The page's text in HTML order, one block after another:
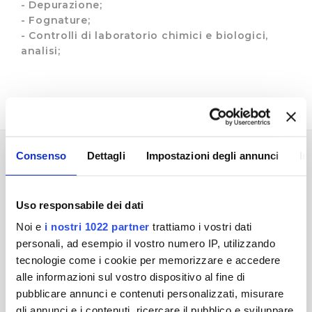
Consenso Dettagli Impostazioni degli annunci
Uso responsabile dei dati
Noi e i nostri 1022 partner trattiamo i vostri dati
personali, ad esempio il vostro numero IP, utilizzando
tecnologie come i cookie per memorizzare e accedere
alle informazioni sul vostro dispositivo al fine di
pubblicare annunci e contenuti personalizzati, misurare
- Depurazione;
- Fognature;
- Controlli di laboratorio chimici e biologici,
analisi;
I VALORI
Publiacqua S.p.A fin dalla sua nascita lavora alla
realizzazione di una moderna azienda al servizio
dei cittadini nel campo del servizio idrico
integrato, dove opera attraverso la progettazione,
la realizzazione e la gestione di un efficiente ciclo
produttivo caratterizzato da: